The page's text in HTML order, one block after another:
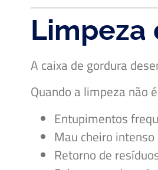
Limpeza
A caixa de gordura
Quando a limpeza não
Entupimentos
Mau cheiro intenso
Retorno de